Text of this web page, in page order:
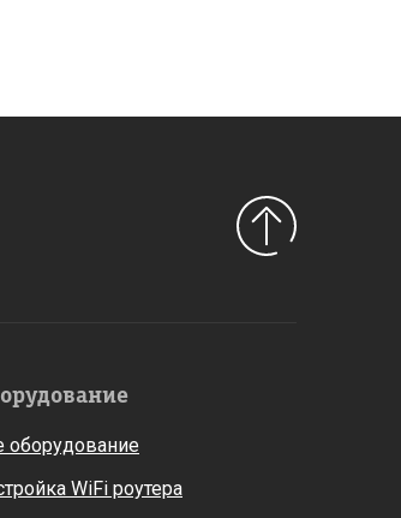
оборудование
WiFi роутера